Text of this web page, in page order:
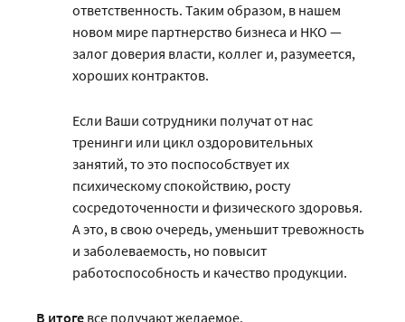
ответственность. Таким образом, в нашем
новом мире партнерство бизнеса и НКО —
залог доверия власти, коллег и, разумеется,
хороших контрактов.
Если Ваши сотрудники получат от нас
тренинги или цикл оздоровительных
занятий, то это поспособствует их
психическому спокойствию, росту
сосредоточенности и физического здоровья.
А это, в свою очередь, уменьшит тревожность
и заболеваемость, но повысит
работоспособность и качество продукции.
В итоге все получают желаемое.